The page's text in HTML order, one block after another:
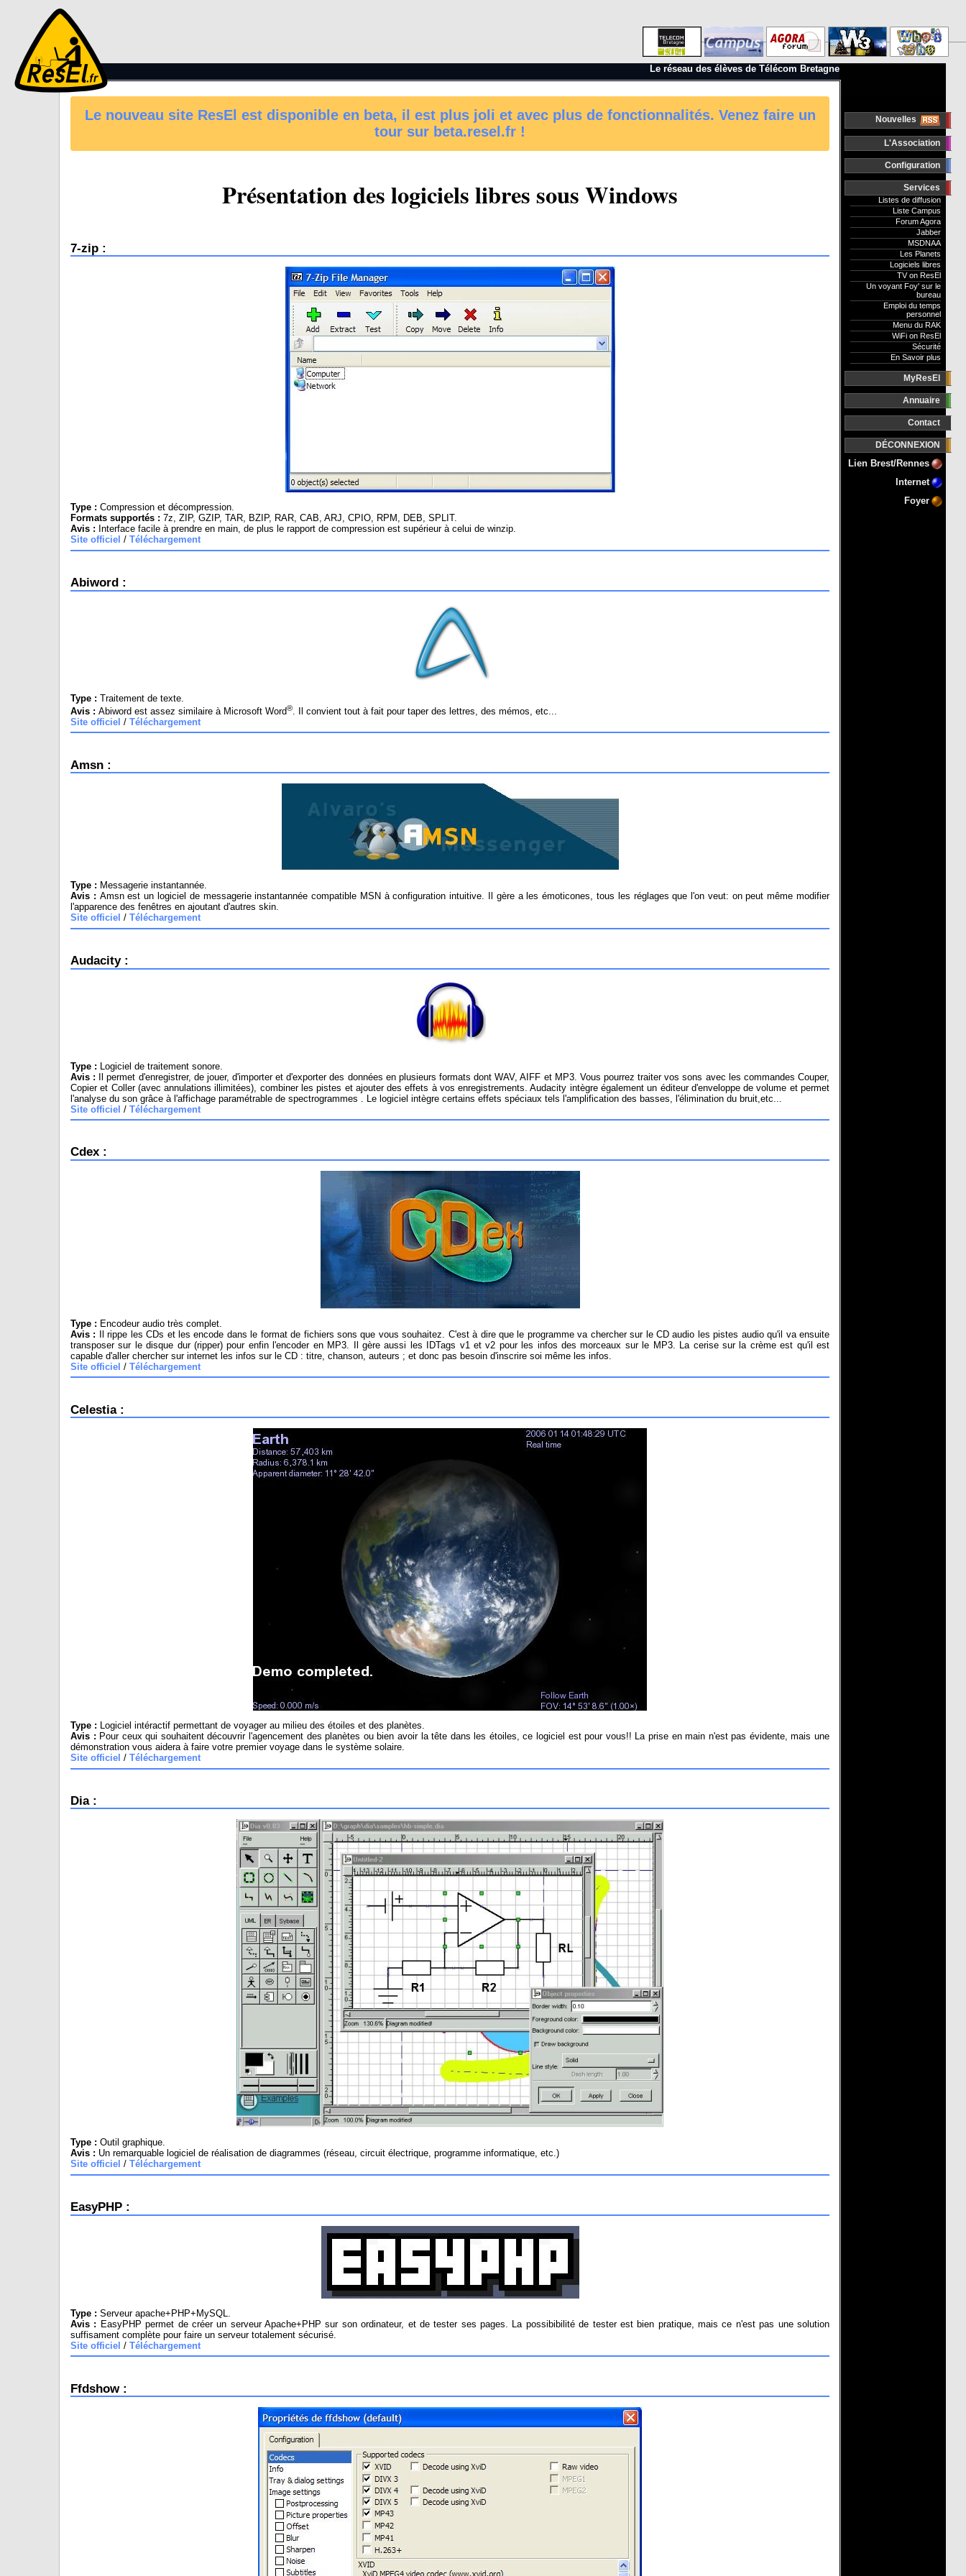
Le réseau des élèves de Télécom Bretagne
Nouvelles
L'Association
Configuration
Services
Listes de diffusion
Liste Campus
Forum Agora
Jabber
MSDNAA
Les Planets
Logiciels libres
TV on ResEl
Un voyant Foy' sur le
bureau
Emploi du temps
personnel
Menu du RAK
WiFi on ResEl
Sécurité
En Savoir plus
MyResEl
Annuaire
Contact
DÉCONNEXION
Lien Brest/Rennes
Internet
Foyer
Le nouveau site ResEl est disponible en beta, il est plus joli et avec plus de fonctionnalités. Venez faire un
tour sur beta.resel.fr !
Présentation des logiciels libres sous Windows
7-zip :
Type : Compression et décompression.
Formats supportés : 7z, ZIP, GZIP, TAR, BZIP, RAR, CAB, ARJ, CPIO, RPM, DEB, SPLIT.
Avis : Interface facile à prendre en main, de plus le rapport de compression est supérieur à celui de winzip.
Site officiel / Téléchargement
Abiword :
Type : Traitement de texte.
Avis : Abiword est assez similaire à Microsoft Word®
. Il convient tout à fait pour taper des lettres, des mémos, etc...
Site officiel / Téléchargement
Amsn :
Type : Messagerie instantannée.
Avis : Amsn est un logiciel de messagerie instantannée compatible MSN à configuration intuitive. Il gère a les émoticones, tous les réglages que l'on veut: on peut même modifier
l'apparence des fenêtres en ajoutant d'autres skin.
Site officiel / Téléchargement
Audacity :
Type : Logiciel de traitement sonore.
Avis : Il permet d'enregistrer, de jouer, d'importer et d'exporter des données en plusieurs formats dont WAV, AIFF et MP3. Vous pourrez traiter vos sons avec les commandes Couper,
Copier et Coller (avec annulations illimitées), combiner les pistes et ajouter des effets à vos enregistrements. Audacity intègre également un éditeur d'enveloppe de volume et permet
l'analyse du son grâce à l'affichage paramétrable de spectrogrammes . Le logiciel intègre certains effets spéciaux tels l'amplification des basses, l'élimination du bruit,etc...
Site officiel / Téléchargement
Cdex :
Type : Encodeur audio très complet.
Avis :
Il rippe les CDs et les encode dans le format de fichiers sons que vous souhaitez. C'est à dire que le programme va chercher sur le CD audio les pistes audio qu'il va ensuite
transposer sur le disque dur (ripper) pour enfin l'encoder en MP3. Il gère aussi les IDTags v1 et v2 pour les infos des morceaux sur le MP3. La cerise sur la crème est qu'il est
capable d'aller chercher sur internet les infos sur le CD : titre, chanson, auteurs ; et donc pas besoin d'inscrire soi même les infos.
Site officiel / Téléchargement
Celestia :
Type : Logiciel intéractif permettant de voyager au milieu des étoiles et des planètes.
Avis : Pour ceux qui souhaitent découvrir l'agencement des planètes ou bien avoir la tête dans les étoiles, ce logiciel est pour vous!! La prise en main n'est pas évidente, mais une
démonstration vous aidera à faire votre premier voyage dans le système solaire.
Site officiel / Téléchargement
Dia :
Type : Outil graphique.
Avis : Un remarquable logiciel de réalisation de diagrammes (réseau, circuit électrique, programme informatique, etc.)
Site officiel / Téléchargement
EasyPHP :
Type : Serveur apache+PHP+MySQL.
Avis : EasyPHP permet de créer un serveur Apache+PHP sur son ordinateur, et de tester ses pages. La possibibilité de tester est bien pratique, mais ce n'est pas une solution
suffisament complète pour faire un serveur totalement sécurisé.
Site officiel / Téléchargement
Ffdshow :